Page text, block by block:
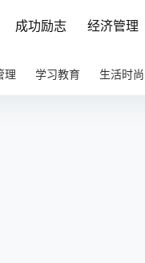
成功励志 经济管理
理 学习教育 生活时尚